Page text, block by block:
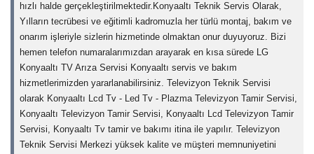
hızlı halde gerçekleştirilmektedir.Konyaaltı Teknik Servis Olarak,
Yılların tecrübesi ve eğitimli kadromuzla her türlü montaj, bakım ve
onarım işleriyle sizlerin hizmetinde olmaktan onur duyuyoruz. Bizi
hemen telefon numaralarımızdan arayarak en kısa sürede LG
Konyaaltı TV Arıza Servisi Konyaaltı servis ve bakım
hizmetlerimizden yararlanabilirsiniz. Televizyon Teknik Servisi
olarak Konyaaltı Lcd Tv - Led Tv - Plazma Televizyon Tamir Servisi,
Konyaaltı Televizyon Tamir Servisi, Konyaaltı Lcd Televizyon Tamir
Servisi, Konyaaltı Tv tamir ve bakımı itina ile yapılır. Televizyon
Teknik Servisi Merkezi yüksek kalite ve müşteri memnuniyetini